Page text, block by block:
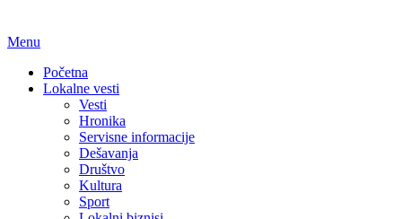
Menu
Početna
Lokalne vesti
Vesti
Hronika
Servisne informacije
Dešavanja
Društvo
Kultura
Sport